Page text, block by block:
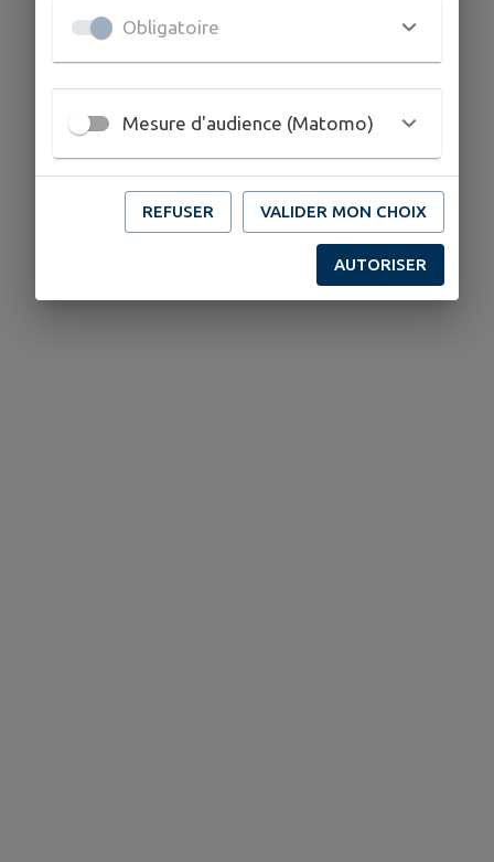
Obligatoire
Mesure d'audience (Matomo)
REFUSER VALIDER MON CHOIX
AUTORISER